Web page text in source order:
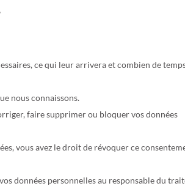
ce qui leur arrivera et combien de
nous connaissons.
faire supprimer ou bloquer vos données
vous avez le droit de révoquer ce
données personnelles au responsable du